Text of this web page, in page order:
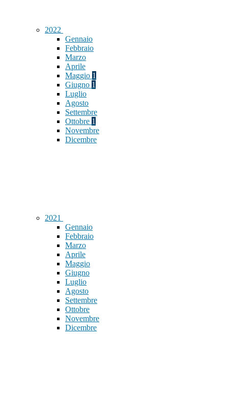
2022
Gennaio
Febbraio
Marzo
Aprile
Maggio 1
Giugno 1
Luglio
Agosto
Settembre
Ottobre 1
Novembre
Dicembre
2021
Gennaio
Febbraio
Marzo
Aprile
Maggio
Giugno
Luglio
Agosto
Settembre
Ottobre
Novembre
Dicembre